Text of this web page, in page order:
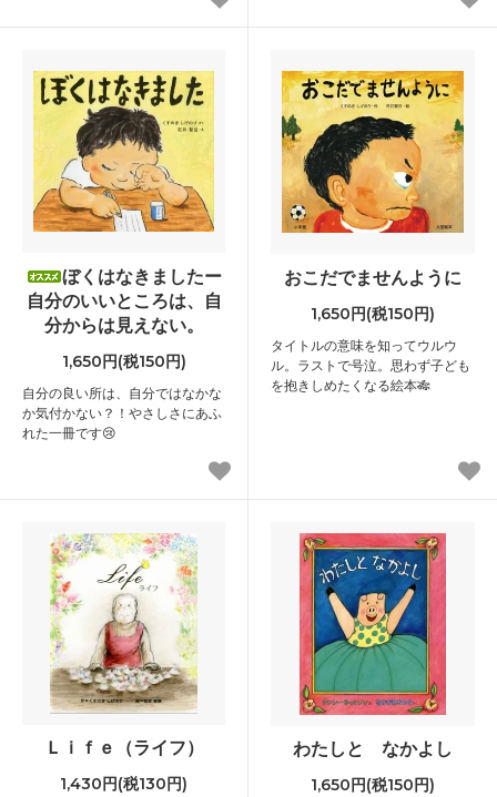
ぼくはなきましたー
自分のいいところは、自
分からは見えない。
1,650円(税150円)
自分の良い所は、自分ではなかな
か気付かない？！やさしさにあふ
れた一冊です😢
おこだでませんように
1,650円(税150円)
タイトルの意味を知ってウルウ
ル。ラストで号泣。思わず子ども
を抱きしめたくなる絵本🎋
Ｌｉｆｅ（ライフ）
1,430円(税130円)
わたしと なかよし
1,650円(税150円)